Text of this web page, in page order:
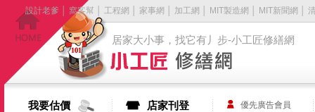
居家大小事，找它有丿步-小工匠修繕網
設計老爹 窩客幫 工程網 家事網 加工網 MIT製造網 MIT新聞網
我要估價 店家刊登 優先廣告會員